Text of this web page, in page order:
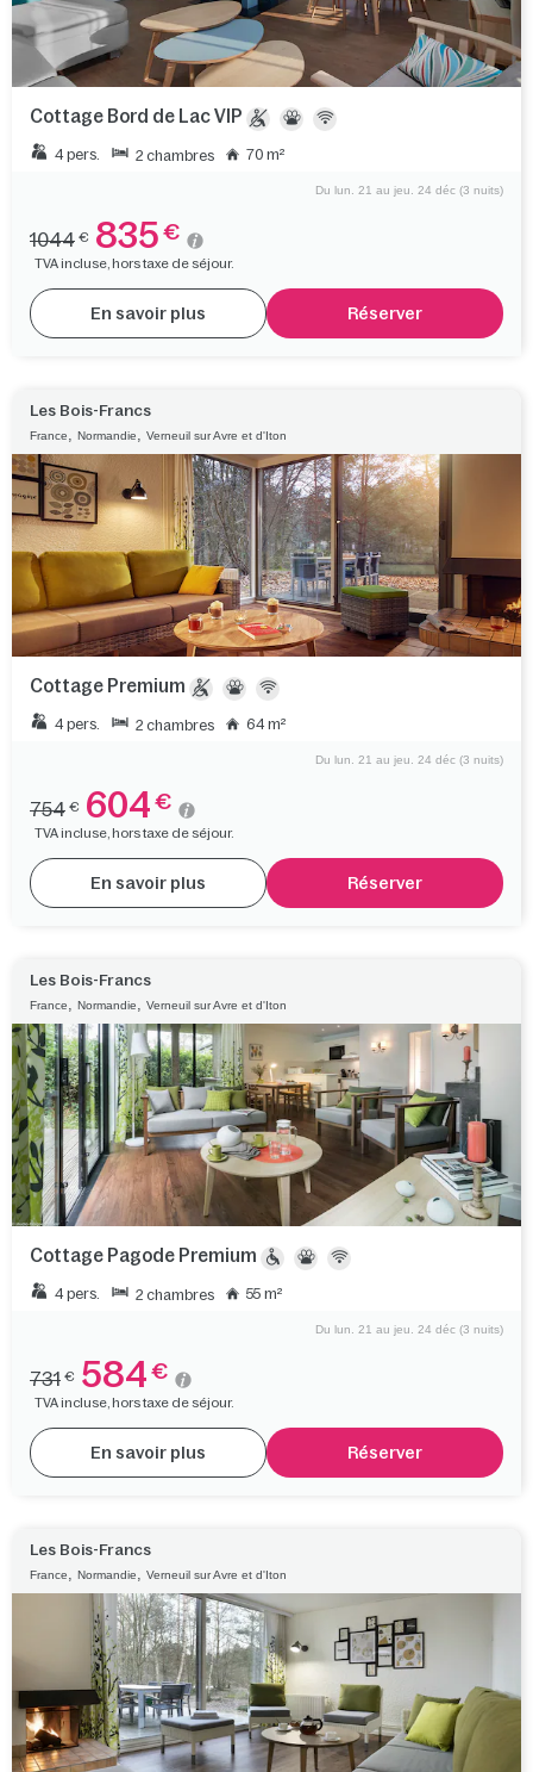
Cottage Bord de Lac VIP
4 pers. 2 chambres 70 m²
Du lun. 21 au jeu. 24 déc (3 nuits)
1044 € 835 €
TVA incluse, hors taxe de séjour.
En savoir plus Réserver
Les Bois-Francs
France, Normandie, Verneuil sur Avre et d'Iton
Cottage Premium
4 pers. 2 chambres 64 m²
Du lun. 21 au jeu. 24 déc (3 nuits)
754 € 604 €
TVA incluse, hors taxe de séjour.
En savoir plus Réserver
Les Bois-Francs
France, Normandie, Verneuil sur Avre et d'Iton
Cottage Pagode Premium
4 pers. 2 chambres 55 m²
Du lun. 21 au jeu. 24 déc (3 nuits)
731 € 584 €
TVA incluse, hors taxe de séjour.
En savoir plus Réserver
Les Bois-Francs
France, Normandie, Verneuil sur Avre et d'Iton